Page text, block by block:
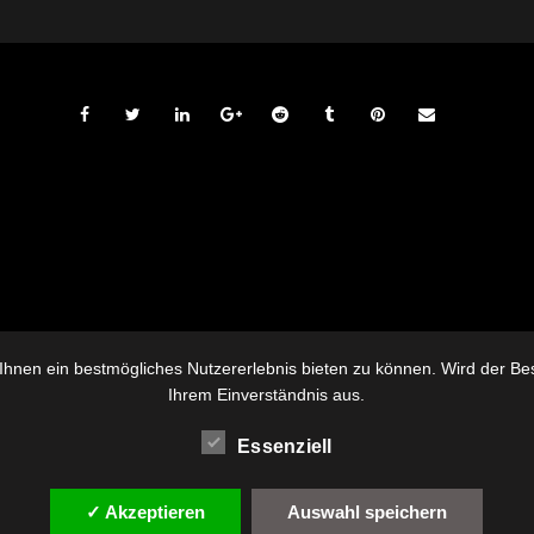
ein bestmögliches Nutzererlebnis bieten zu können. Wird der
Ihrem Einverständnis aus.
Essenziell
✓ Akzeptieren Auswahl speichern